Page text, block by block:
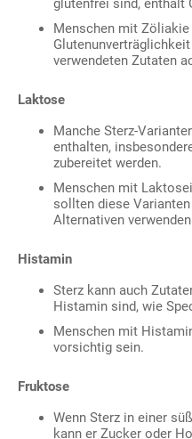
glutenfrei sind, enthält
Menschen mit
verwendeten Zutaten
Laktose
Manche Sterz-
enthalten,
zubereitet werden.
Menschen mit
sollten diese
Alternativen
Histamin
Sterz kann auch
Histamin sind, wie
Menschen mit
vorsichtig sein.
Fruktose
Wenn Sterz in einer
kann er Zucker oder